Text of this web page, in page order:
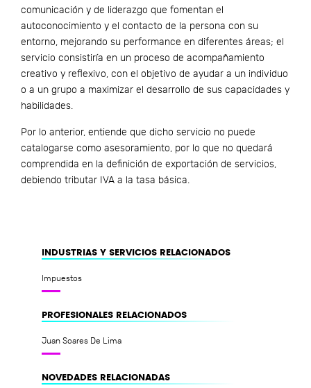
comunicación y de liderazgo que fomentan el
autoconocimiento y el contacto de la persona con su
entorno, mejorando su performance en diferentes áreas; el
servicio consistiría en un proceso de acompañamiento
creativo y reflexivo, con el objetivo de ayudar a un individuo
o a un grupo a maximizar el desarrollo de sus capacidades y
habilidades.
Por lo anterior, entiende que dicho servicio no puede
catalogarse como asesoramiento, por lo que no quedará
comprendida en la definición de exportación de servicios,
debiendo tributar IVA a la tasa básica.
INDUSTRIAS Y SERVICIOS RELACIONADOS
Impuestos
PROFESIONALES RELACIONADOS
Juan Soares De Lima
NOVEDADES RELACIONADAS